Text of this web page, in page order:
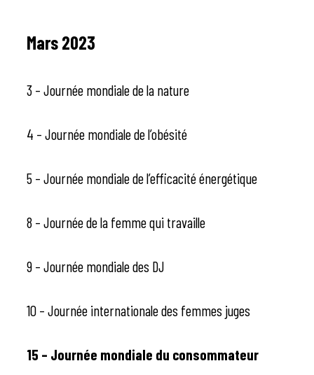
Mars 2023
3 – Journée mondiale de la nature
4 – Journée mondiale de l’obésité
5 – Journée mondiale de l’efficacité énergétique
8 – Journée de la femme qui travaille
9 – Journée mondiale des DJ
10 – Journée internationale des femmes juges
15 – Journée mondiale du consommateur